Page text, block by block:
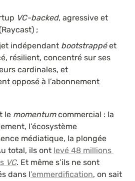
VC-backed, agressive et
;
indépendant bootstrappé et
résilient, concentré sur ses
cardinales, et
opposé à l’abonnement
le momentum commercial : la
l’écosystème
médiatique, la plongée
total, ils ont levé 48 millions
VC. Et même s’ils ne sont
dans l’emmerdification, on sait